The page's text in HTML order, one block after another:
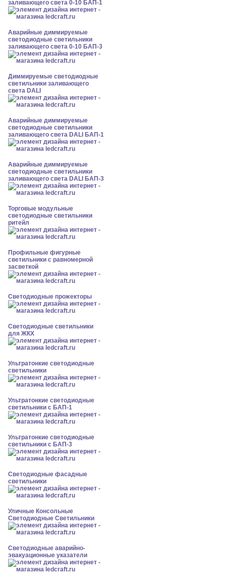
заливающего света 0-10 БАП-1
Аварийные диммируемые
светодиодные светильники
заливающего света 0-10 БАП-3
Диммируемые светодиодные
светильники заливающего
света DALI
Аварийные диммируемые
светодиодные светильники
заливающего света DALI БАП-1
Аварийные диммируемые
светодиодные светильники
заливающего света DALI БАП-3
Торговые модульные
светодиодные светильники
ритейл
Профильные фигурные
светильники с равномерной
засветкой
Светодиодные прожекторы
Светодиодные светильники
для ЖКХ
Ультратонкие светодиодные
светильники
Ультратонкие светодиодные
светильники с БАП-1
Ультратонкие светодиодные
светильники с БАП-3
Светодиодные фасадные
светильники
Уличные Консольные
Светодиодные Светильники
Светодиодные аварийно-
эвакуационные указатели